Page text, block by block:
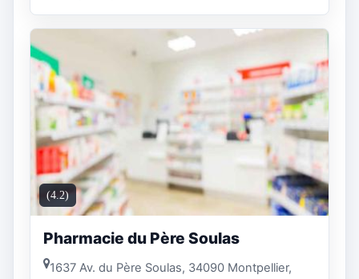
(4.2)
Pharmacie du Père Soulas
1637 Av. du Père Soulas, 34090 Montpellier,